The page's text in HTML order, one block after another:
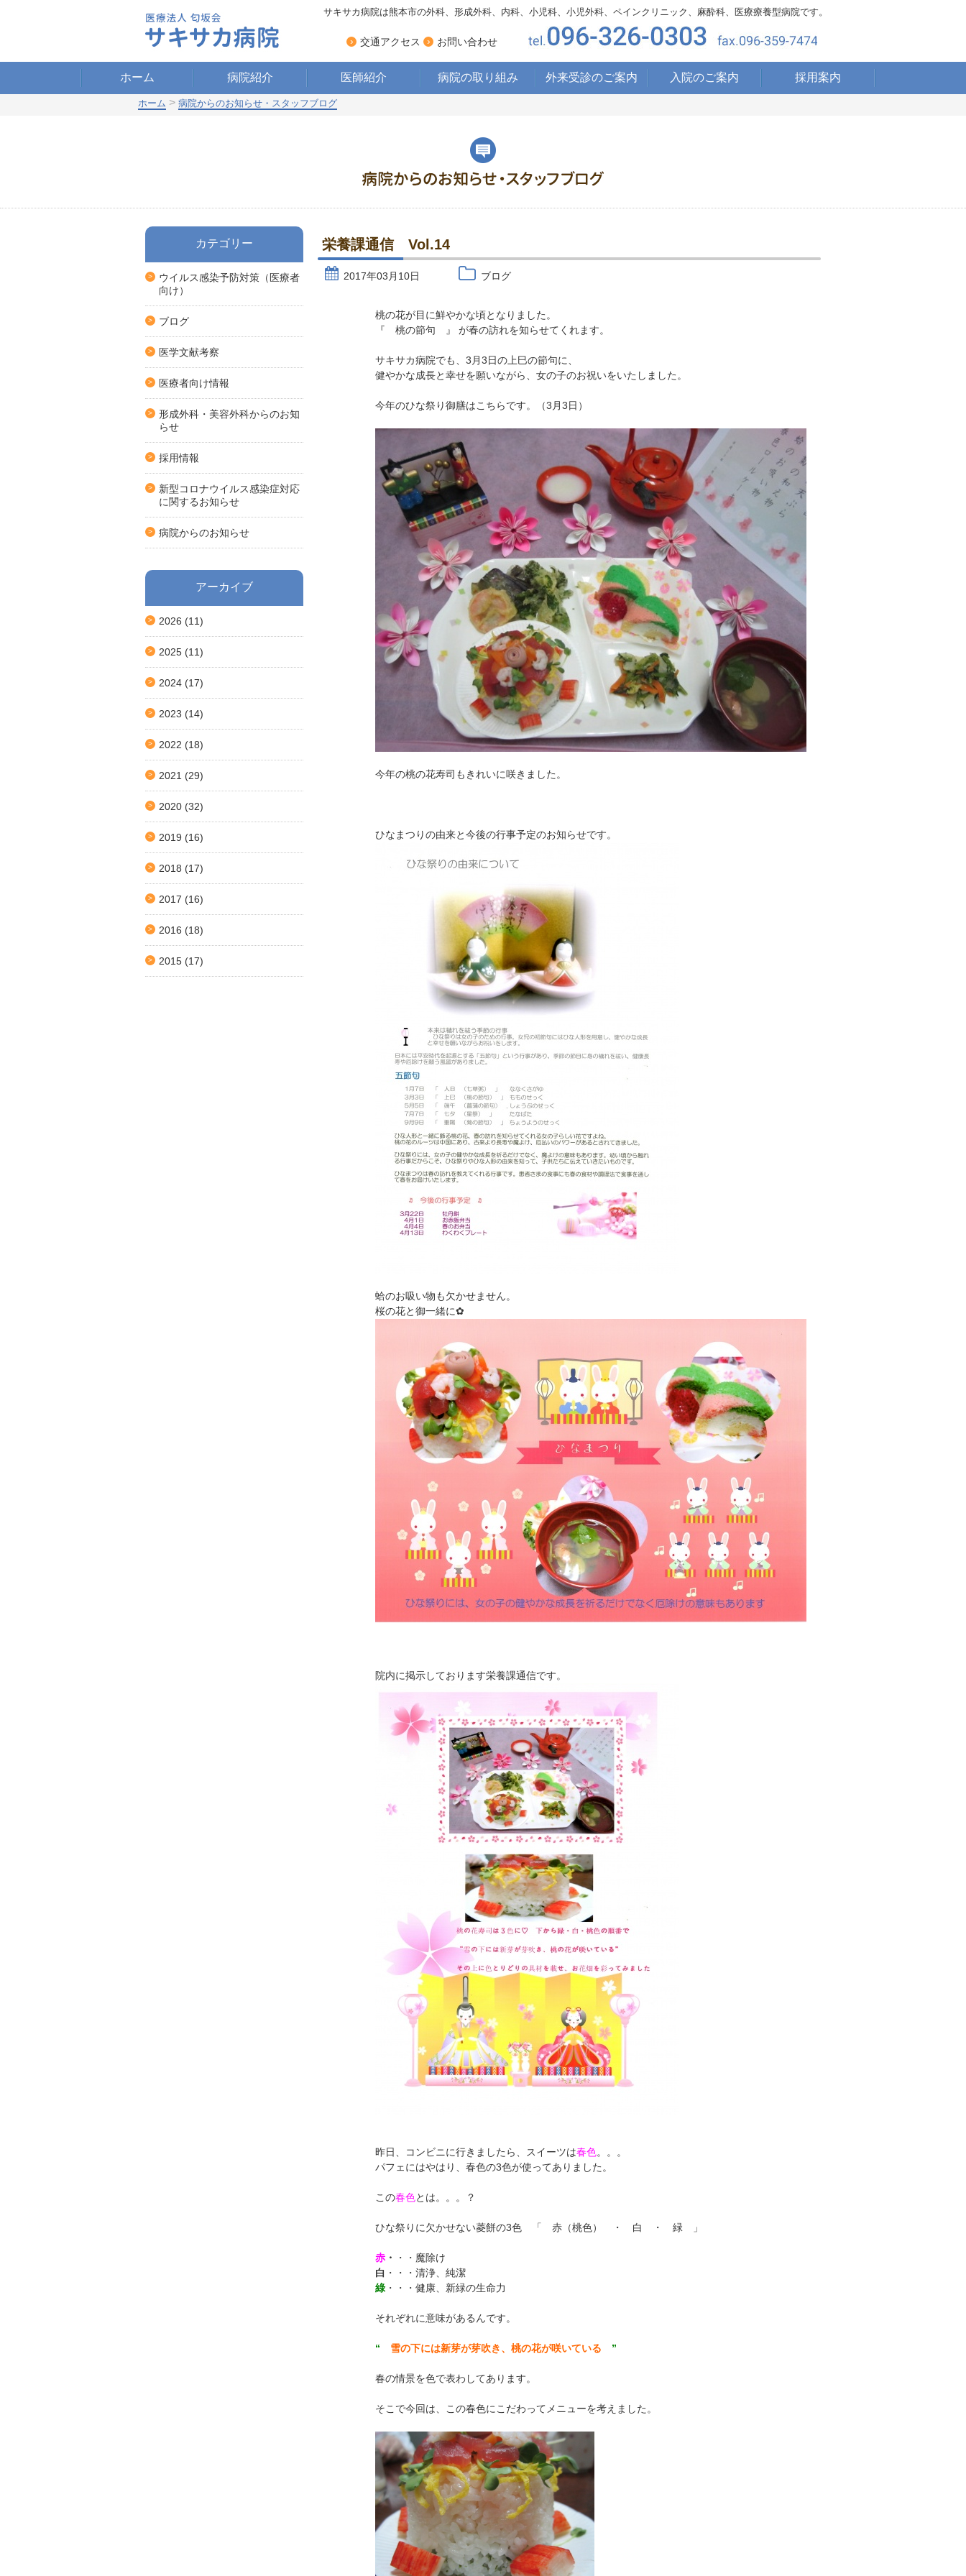
サキサカ病院は熊本市の外科、形成外科、内科、小児科、小児外科、ペインクリニック、麻酔科、医療療養型病院です。
› 交通アクセス › お問い合わせ
ホーム 病院紹介 医師紹介 病院の取り組み
ペインクリニックへの
取り組み
床ずれ・ 褥瘡への
取り組み
外来受診のご案内 入院のご案内 採用案内
ホーム > 病院からのお知らせ・スタッフブログ
カテゴリー
ウイルス感染予防対策（医療者
向け）
ブログ
医学文献考察
医療者向け情報
形成外科・美容外科からのお知
らせ
採用情報
新型コロナウイルス感染症対応
に関するお知らせ
病院からのお知らせ
アーカイブ
2026 (11)
2025 (11)
2024 (17)
2023 (14)
2022 (18)
2021 (29)
2020 (32)
2019 (16)
2018 (17)
2017 (16)
2016 (18)
2015 (17)
栄養課通信 Vol.14
2017年03月10日 ブログ
桃の花が目に鮮やかな頃となりました。
『 桃の節句 』 が春の訪れを知らせてくれます。
サキサカ病院でも、3月3日の上巳の節句に、
健やかな成長と幸せを願いながら、女の子のお祝いをいたしました。
今年のひな祭り御膳はこちらです。（3月3日）
今年の桃の花寿司もきれいに咲きました。
ひなまつりの由来と今後の行事予定のお知らせです。
蛤のお吸い物も欠かせません。
桜の花と御一緒に✿
院内に掲示しております栄養課通信です。
昨日、コンビニに行きましたら、スイーツは春色。。。
パフェにはやはり、春色の3色が使ってありました。
この春色とは。。。？
ひな祭りに欠かせない菱餅の3色 「 赤（桃色） ・ 白 ・ 緑 」
赤 ・
・・魔除け
白 ・・・清浄、純潔
綠 ・・・健康、新緑の生命力
それぞれに意味があるんです。
“ 雪の下には新芽が芽吹き、桃の花が咲いている ”
春の情景を色で表わしてあります。
そこで今回は、この春色にこだわってメニューを考えました。